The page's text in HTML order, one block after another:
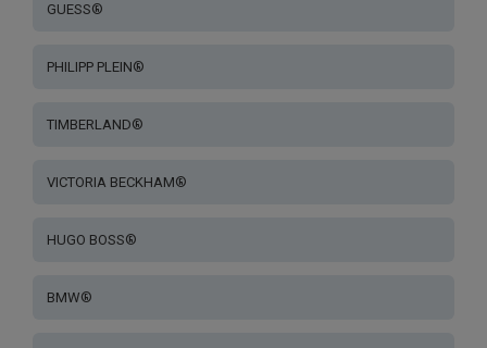
GUESS®
PHILIPP PLEIN®
TIMBERLAND®
VICTORIA BECKHAM®
HUGO BOSS®
BMW®